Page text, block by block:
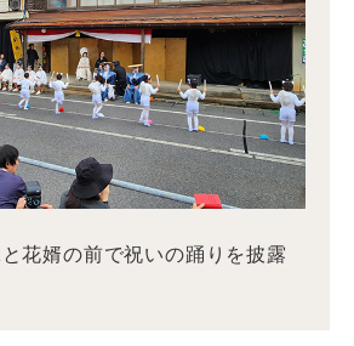
花婿の前で祝いの踊りを披露